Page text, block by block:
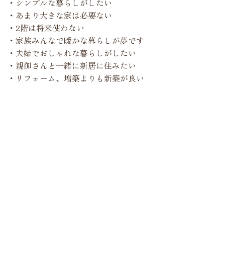
・あまり大きな家は必要ない
・2階は将来使わない
・家族みんなで暖かな暮らしが夢です
・夫婦でおしゃれな暮らしがしたい
・親御さんと一緒に新居に住みたい
・リフォーム、増築よりも新築が良い